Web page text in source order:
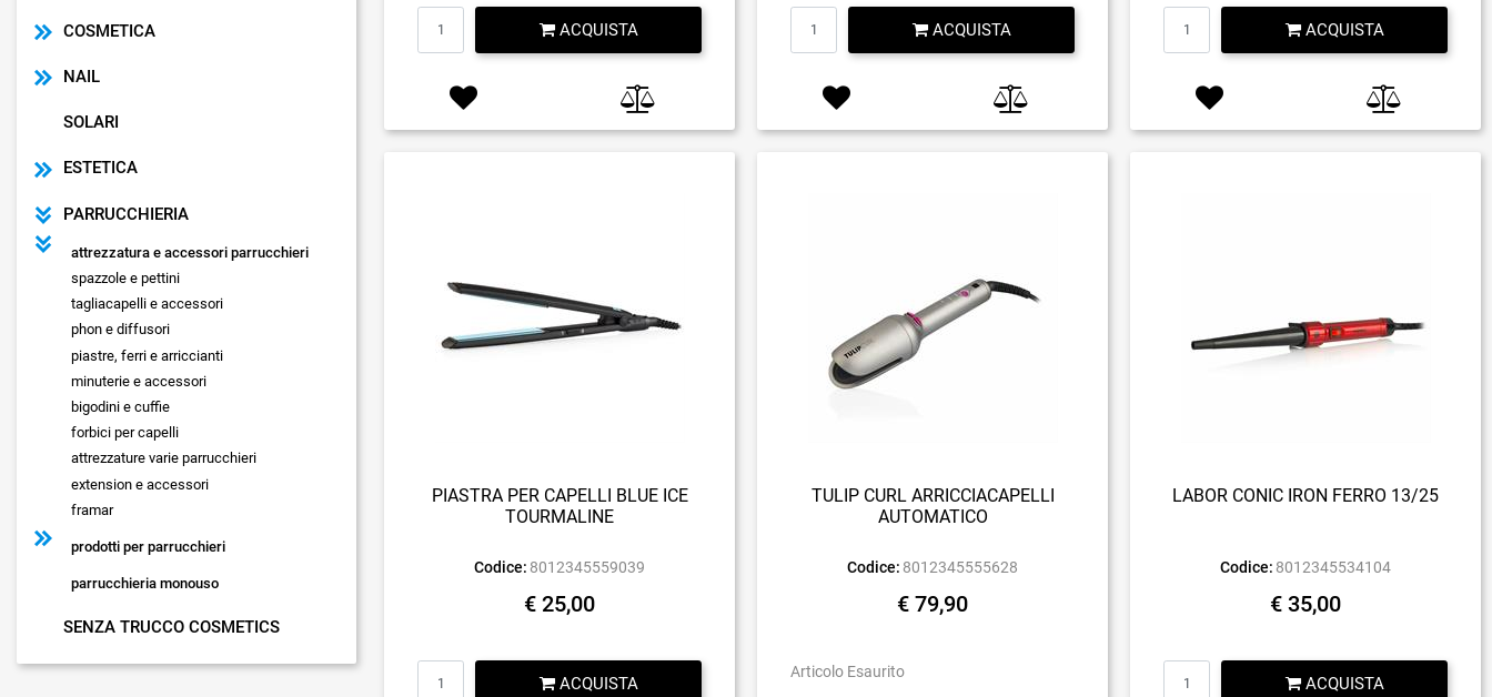
COSMETICA
NAIL
SOLARI
ESTETICA
PARRUCCHIERIA
attrezzatura e accessori parrucchieri
spazzole e pettini
tagliacapelli e accessori
phon e diffusori
piastre, ferri e arriccianti
minuterie e accessori
bigodini e cuffie
forbici per capelli
attrezzature varie parrucchieri
extension e accessori
framar
prodotti per parrucchieri
parrucchieria monouso
SENZA TRUCCO COSMETICS
ACQUISTA ACQUISTA ACQUISTA
PIASTRA PER CAPELLI BLUE ICE
TOURMALINE
Codice: 8012345559039
€ 25,00
ACQUISTA
TULIP CURL ARRICCIACAPELLI
AUTOMATICO
Codice: 8012345555628
€ 79,90
Articolo Esaurito
LABOR CONIC IRON FERRO 13/25
Codice: 8012345534104
€ 35,00
ACQUISTA